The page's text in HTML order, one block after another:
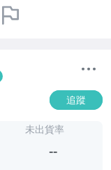
追蹤
未出貨率
--